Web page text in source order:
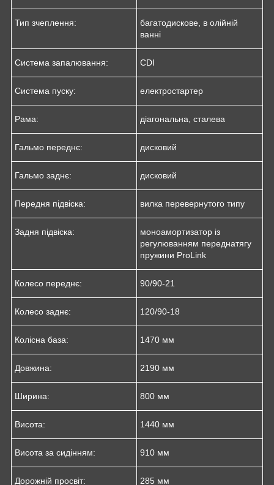
Тип зчеплення:
багатодискове, в олійній
ванні
Система запалювання: CDI
Система пуску: електростартер
Рама: діагональна, сталева
Гальмо переднє: дисковий
Гальмо заднє: дисковий
Передня підвіска: вилка перевернутого типу
Задня підвіска:
моноамортизатор із
регулюванням переднатягу
пружини ProLink
Колесо переднє: 90/90-21
Колесо заднє: 120/90-18
Колісна база: 1470 мм
Довжина: 2190 мм
Ширина: 800 мм
Висота: 1440 мм
Висота за сидінням: 910 мм
Дорожній просвіт: 285 мм